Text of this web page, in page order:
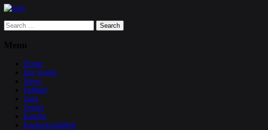
Search
for:
Menu
Home
Der Verein
News
Fußball
Tanz
Tennis
Kegeln
Eisstockschießen